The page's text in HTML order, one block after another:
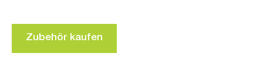
Zubehör kaufen